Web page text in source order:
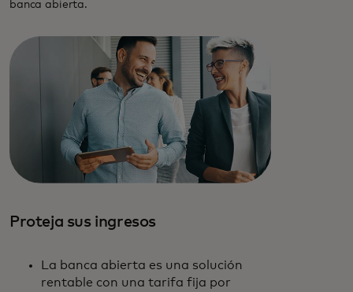
banca abierta.
Proteja sus ingresos
La banca abierta es una solución
rentable con una tarifa fija por